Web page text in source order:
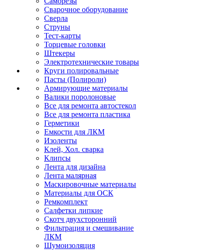
Сварочное оборудование
Сверла
Струны
Тест-карты
Торцевые головки
Штекеры
Электротехнические товары
Круги полировальные
Пасты (Полироли)
Армирующие материалы
Валики поролоновые
Все для ремонта автостекол
Все для ремонта пластика
Герметики
Емкости для ЛКМ
Изоленты
Клей, Хол. сварка
Клипсы
Лента для дизайна
Лента малярная
Маскировочные материалы
Материалы для ОСК
Ремкомплект
Салфетки липкие
Скотч двухсторонний
Фильтрация и смешивание
ЛКМ
Шумоизоляция